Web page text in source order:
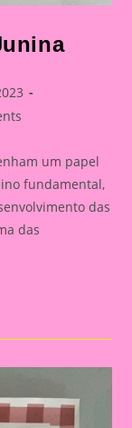
um papel
fundamental,
das
das